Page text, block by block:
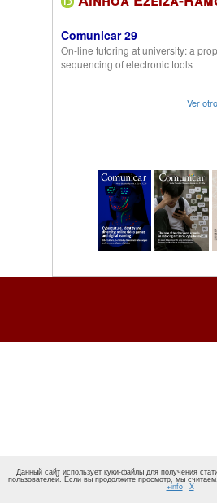
Comunicar 29
On-line tutoring at university: a
sequencing of electronic tools
Ver
Данный сайт использует куки-файлы для получения
пользователей. Если вы продолжите просмотр, мы
+info X